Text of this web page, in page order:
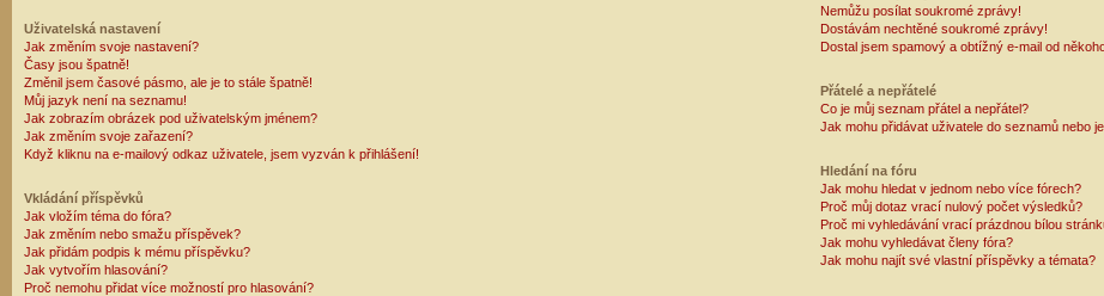
Uživatelská nastavení
Jak změním svoje nastavení?
Časy jsou špatně!
Změnil jsem časové pásmo, ale je to stále špatně!
Můj jazyk není na seznamu!
Jak zobrazím obrázek pod uživatelským jménem?
Jak změním svoje zařazení?
Když kliknu na e-mailový odkaz uživatele, jsem vyzván k přihlášení!
Vkládání příspěvků
Jak vložím téma do fóra?
Jak změním nebo smažu příspěvek?
Jak přidám podpis k mému příspěvku?
Jak vytvořím hlasování?
Proč nemohu přidat více možností pro hlasování?
Nemůžu posílat soukromé zprávy!
Dostávám nechtěné soukromé zprávy!
Dostal jsem spamový a obtížný e-mail od
Přátelé a nepřátelé
Co je můj seznam přátel a nepřátel?
Jak mohu přidávat uživatele do seznamů nebo
Hledání na fóru
Jak mohu hledat v jednom nebo více fórech?
Proč můj dotaz vrací nulový počet výsledků?
Proč mi vyhledávání vrací prázdnou bílou
Jak mohu vyhledávat členy fóra?
Jak mohu najít své vlastní příspěvky a témata?